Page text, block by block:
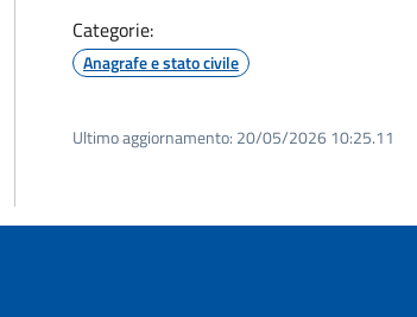
Categorie:
Anagrafe e stato civile
Ultimo aggiornamento: 20/05/2026 10:25.11